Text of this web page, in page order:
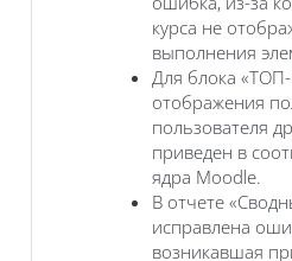
курса не
выполнения
Для блока
отображения
пользователя
приведен в
ядра Moodle.
В отчете
исправлена
возникавшая